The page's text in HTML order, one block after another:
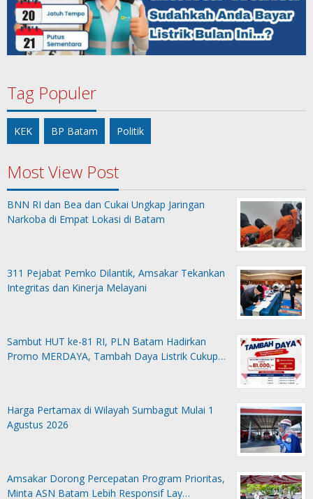
Tag Populer
KEK BP Batam Politik
Most View Post
BNN RI dan Bea dan Cukai Ungkap Jaringan
Narkoba di Empat Lokasi di Batam
311 Pejabat Pemko Dilantik, Amsakar Tekankan
Integritas dan Kinerja Melayani
Sambut HUT ke-81 RI, PLN Batam Hadirkan
Promo MERDAYA, Tambah Daya Listrik Cukup…
Harga Pertamax di Wilayah Sumbagut Mulai 1
Agustus 2026
Amsakar Dorong Percepatan Program Prioritas,
Minta ASN Batam Lebih Responsif Lay…